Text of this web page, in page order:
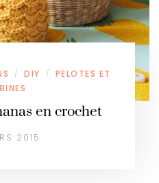
/ DIY /
PELOTES ET
en crochet
2015